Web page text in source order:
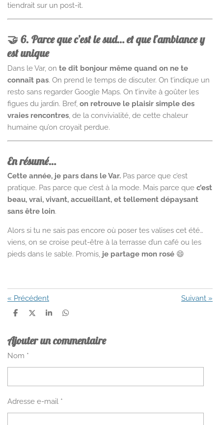
tiendrait sur un post-it.
🤝 6. Parce que c’est le sud… et que l’ambiance y
est unique
Dans le Var, on te dit bonjour même quand on ne te
connaît pas. On prend le temps de discuter. On t’indique un
resto sans regarder Google Maps. On t’invite à goûter les
figues du jardin. Bref, on retrouve le plaisir simple des
vraies rencontres , de la convivialité, de cette chaleur
humaine qu’on croyait perdue.
En résumé…
Cette année, je pars dans le Var. Pas parce que c’est
pratique. Pas parce que c’est à la mode. Mais parce que c’est
beau, vrai, vivant, accueillant, et tellement dépaysant
sans être loin.
Alors si tu ne sais pas encore où poser tes valises cet été…
viens, on se croise peut-être à la terrasse d’un café ou les
pieds dans le sable. Promis, je partage mon rosé 😄
« Précédent Suivant »
P
t
a
e
r
P
t
a
r
P
t
a
r
P
t
a
r
Ajouter un commentaire
Nom *
Adresse e-mail *